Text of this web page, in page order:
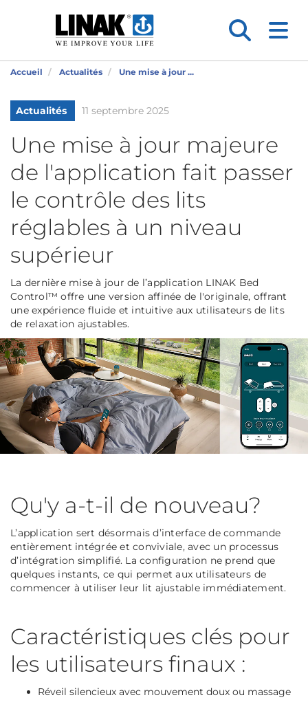
Accueil Actualités Une mise à jour ...
Actualités 11 septembre 2025
Une mise à jour majeure
de l'application fait passer
le contrôle des lits
réglables à un niveau
supérieur
La dernière mise à jour de l’application LINAK Bed
Control™ offre une version affinée de l'originale, offrant
une expérience fluide et intuitive aux utilisateurs de lits
de relaxation ajustables.
Qu'y a-t-il de nouveau?
L’application sert désormais d’interface de commande
entièrement intégrée et conviviale, avec un processus
d’intégration simplifié. La configuration ne prend que
quelques instants, ce qui permet aux utilisateurs de
commencer à utiliser leur lit ajustable immédiatement.
Caractéristiques clés pour
les utilisateurs finaux :
Réveil silencieux avec mouvement doux ou massage